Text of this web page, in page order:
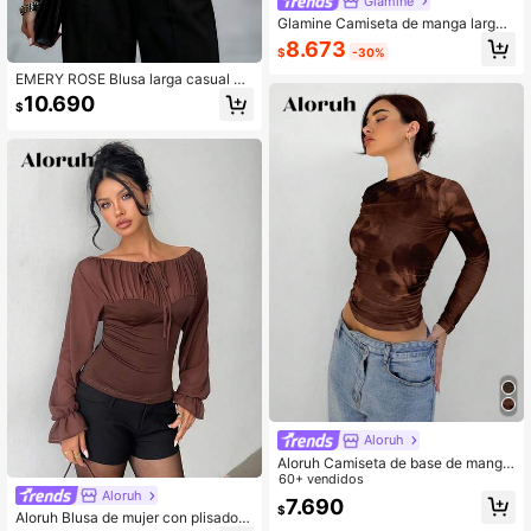
EMERY ROSE Blusa larga casual y
elegante de unicolor con cuello en
V y pliegues, adecuada para el trab
en otoño
$10.690
Aloruh
Aloruh Blusa de mujer con plisado d
Glamine Camiseta de manga larga
ajustada con cuello en V y pliegues
sexy para mujer
$8.673 -30%
Aloruh
Aloruh Camiseta de base de manga
larga con cuello redondo y estampa
do floral elegante, versátil para otoñ
o/invierno para mujer
60+ vendidos
$7.690